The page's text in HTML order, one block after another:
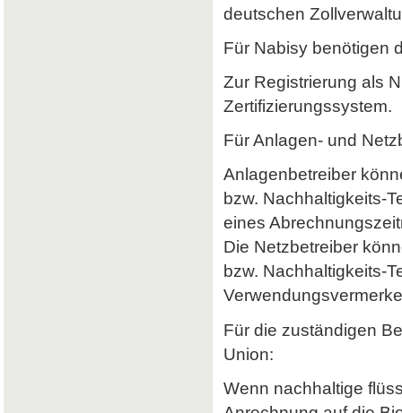
deutschen
Für Nabisy benötigen
Zur Registrierung als
Zertifizierungssystem.
Für Anlagen- und
Anlagenbetreiber
bzw. Nachhaltigkeits-
eines
Die Netzbetreiber
bzw. Nachhaltigkeits-
Für die zuständigen
Union:
Wenn nachhaltige